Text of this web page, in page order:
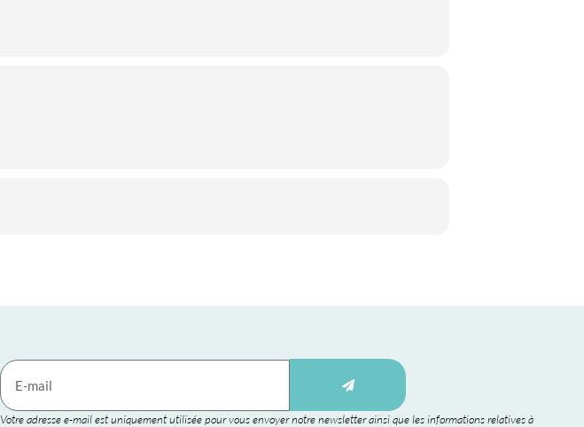
Votre adresse e-mail est uniquement utilisée pour vous envoyer notre newsletter ainsi que les informations relatives à